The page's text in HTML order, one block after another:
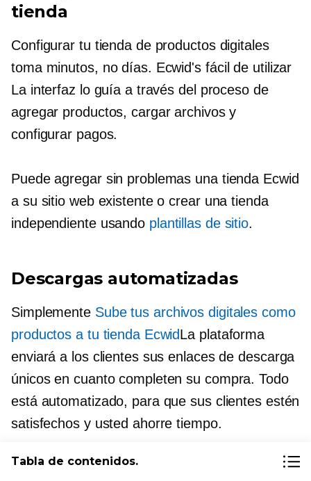
tienda
Configurar tu tienda de productos digitales
toma minutos, no días. Ecwid's fácil de utilizar
La interfaz lo guía a través del proceso de
agregar productos, cargar archivos y
configurar pagos.
Puede agregar sin problemas una tienda Ecwid
a su sitio web existente o crear una tienda
independiente usando plantillas de sitio.
Descargas automatizadas
Simplemente Sube tus archivos digitales como
productos a tu tienda EcwidLa plataforma
enviará a los clientes sus enlaces de descarga
únicos en cuanto completen su compra. Todo
está automatizado, para que sus clientes estén
satisfechos y usted ahorre tiempo.
Tabla de contenidos.